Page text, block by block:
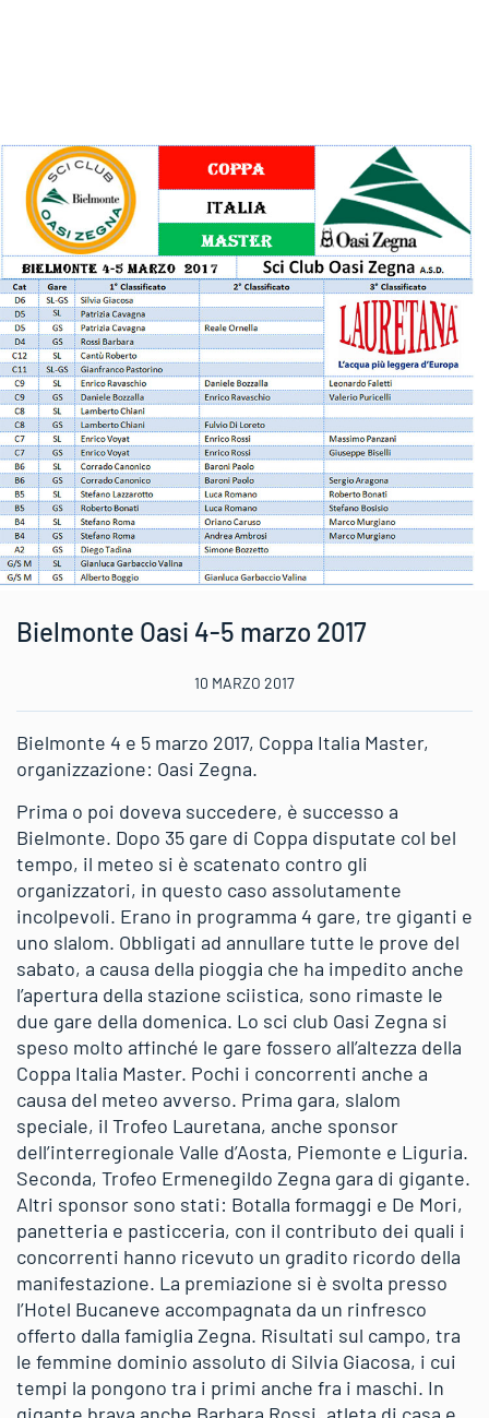
Bielmonte Oasi 4-5 marzo 2017
10 MARZO 2017
Bielmonte 4 e 5 marzo 2017, Coppa Italia Master,
organizzazione: Oasi Zegna.
Prima o poi doveva succedere, è successo a
Bielmonte. Dopo 35 gare di Coppa disputate col bel
tempo, il meteo si è scatenato contro gli
organizzatori, in questo caso assolutamente
incolpevoli. Erano in programma 4 gare, tre giganti e
uno slalom. Obbligati ad annullare tutte le prove del
sabato, a causa della pioggia che ha impedito anche
l’apertura della stazione sciistica, sono rimaste le
due gare della domenica. Lo sci club Oasi Zegna si
speso molto affinché le gare fossero all’altezza della
Coppa Italia Master. Pochi i concorrenti anche a
causa del meteo avverso. Prima gara, slalom
speciale, il Trofeo Lauretana, anche sponsor
dell’interregionale Valle d’Aosta, Piemonte e Liguria.
Seconda, Trofeo Ermenegildo Zegna gara di gigante.
Altri sponsor sono stati: Botalla formaggi e De Mori,
panetteria e pasticceria, con il contributo dei quali i
concorrenti hanno ricevuto un gradito ricordo della
manifestazione. La premiazione si è svolta presso
l’Hotel Bucaneve accompagnata da un rinfresco
offerto dalla famiglia Zegna. Risultati sul campo, tra
le femmine dominio assoluto di Silvia Giacosa, i cui
tempi la pongono tra i primi anche fra i maschi. In
gigante brava anche Barbara Rossi, atleta di casa e